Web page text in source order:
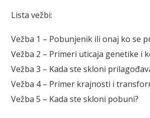
Lista vežbi:
Vežba 1 – Pobunjenik ili onaj ko se
Vežba 2 – Primeri uticaja genetike i
Vežba 3 – Kada ste skloni
Vežba 4 – Primer krajnosti i
Vežba 5 – Kada ste skloni pobuni?